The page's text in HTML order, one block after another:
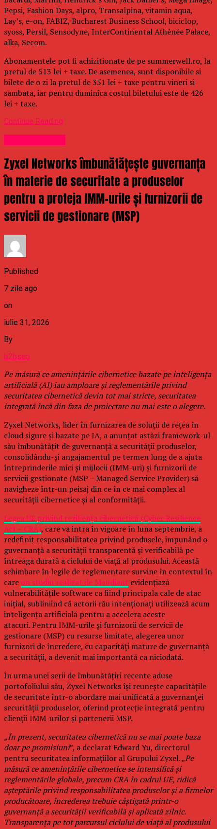
Pepsi, Fashion Days, alpro, Transalpina, vitamin aqua,
Lay’s, e-on, FABIZ, Bucharest Business School, biciclop,
syoss, Persil, Sensodyne, InterContinental Athénée Palace,
alka, Secom.
Abonamentele pot fi achizitionate de pe summerwell.ro, la
pretul de 513 lei + taxe. De asemenea, sunt disponibile si
bilete de o zi la pretul de 351 lei + taxe pentru vineri si
sambata, iar pentru duminica costul biletului este de 426
lei + taxe.
Continue Reading
Zyxel Networks îmbunătățește guvernanța
în materie de securitate a produselor
pentru a proteja IMM-urile și furnizorii de
servicii de gestionare (MSP)
Published
7 zile ago
on
iulie 31, 2026
By
b2bseo
Pe măsură ce amenințările cibernetice bazate pe inteligența
artificială (AI) iau amploare și reglementările privind
securitatea cibernetică devin tot mai stricte, securitatea
integrată încă din faza de proiectare nu mai este o alegere.
Zyxel Networks, lider în furnizarea de soluții de rețea în
cloud sigure și bazate pe IA, a anunțat astăzi framework-ul
său îmbunătățit de guvernanță a securității produselor,
consolidându-și angajamentul pe termen lung de a ajuta
întreprinderile mici și mijlocii (IMM-uri) și furnizorii de
servicii gestionate (MSP – Managed Service Provider) să
navigheze într-un peisaj din ce în ce mai complex al
securității cibernetice și al conformității.
Legea UE privind reziliența cibernetică (Cyber Resilience
Act – CRA), care va intra în vigoare în luna septembrie, a
redefinit responsabilitatea privind produsele, impunând o
guvernanță a securității transparentă și verificabilă pe
întreaga durată a ciclului de viață al produsului. Această
schimbare în legile de reglementare survine în contextul în
careun studiu realizat de Mandiant evidențiază
vulnerabilitățile software ca fiind principala cale de atac
inițial, subliniind că actorii rău intenționați utilizează acum
inteligența artificială pentru a accelera aceste
atacuri. Pentru IMM-urile și furnizorii de servicii de
gestionare (MSP) cu resurse limitate, alegerea unor
furnizori de încredere, cu capacități mature de guvernanță
a securității, a devenit mai importantă ca niciodată.
În urma unei serii de îmbunătățiri recente aduse
portofoliului său, Zyxel Networks își reunește capacitățile
de securitate într-o abordare mai unificată a guvernanței
securității produselor, oferind protecție integrată pentru
clienții IMM-urilor și partenerii MSP.
„În prezent, securitatea cibernetică nu se mai poate baza
doar pe promisiuni”, a declarat Edward Yu, directorul
pentru securitatea informațiilor al Grupului Zyxel. „Pe
măsură ce amenințările cibernetice se intensifică și
reglementările globale, precum CRA în cadrul UE, ridică
așteptările privind responsabilitatea produselor și a firmelor
producătoare, încrederea trebuie câștigată printr-o
guvernanță a securității verificabilă și aplicată zilnic.
Transparența pe tot parcursul ciclului de viață al produsului